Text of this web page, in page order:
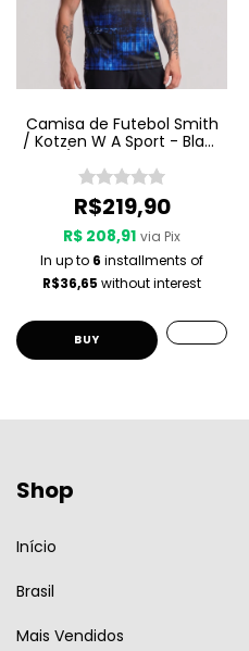
Camisa de Futebol Smith
/ Kotzen W A Sport - Black
R$219,90
R$ 208,91 via Pix
In up to 6 installments of
R$36,65 without interest
BUY
Shop
Início
Brasil
Mais Vendidos